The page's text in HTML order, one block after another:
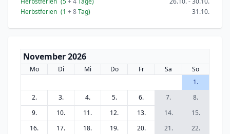
Herbstferien (1 + 8Tag) 31.10.
November 2026
Mo Di Mi Do Fr Sa
So
1.
2.
3. 4. 5. 6. 7.
8.
9.
10. 11. 12. 13. 14.
15.
16.
17. 18. 19. 20. 21.
22.